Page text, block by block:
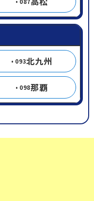
093北九州
098那覇